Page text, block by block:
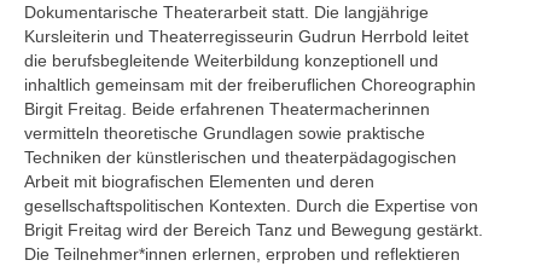
Dokumentarische Theaterarbeit statt. Die langjährige
Kursleiterin und Theaterregisseurin Gudrun Herrbold leitet
die berufsbegleitende Weiterbildung konzeptionell und
inhaltlich gemeinsam mit der freiberuflichen Choreographin
Birgit Freitag. Beide erfahrenen Theatermacherinnen
vermitteln theoretische Grundlagen sowie praktische
Techniken der künstlerischen und theaterpädagogischen
Arbeit mit biografischen Elementen und deren
gesellschaftspolitischen Kontexten. Durch die Expertise von
Brigit Freitag wird der Bereich Tanz und Bewegung gestärkt.
Die Teilnehmer*innen erlernen, erproben und reflektieren